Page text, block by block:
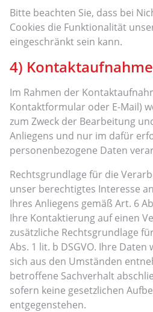
Bitte beachten Sie, dass bei
Cookies die Funktionalität
eingeschränkt sein kann.
4) Kontaktaufnahme
Im Rahmen der
Kontaktformular oder E-Mail)
zum Zweck der Bearbeitung
Anliegens und nur im dafür
personenbezogene Daten
Rechtsgrundlage für die
unser berechtigtes Interesse
Ihres Anliegens gemäß Art. 6
Ihre Kontaktierung auf einen
zusätzliche Rechtsgrundlage
Abs. 1 lit. b DSGVO. Ihre
sich aus den Umständen
betroffene Sachverhalt
sofern keine gesetzlichen
entgegenstehen.